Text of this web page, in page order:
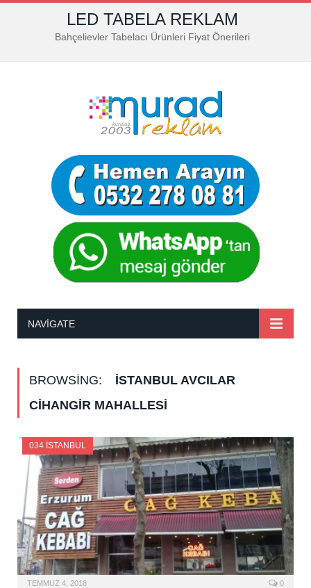
LED TABELA REKLAM
Bahçelievler Tabelacı Ürünleri Fiyat Önerileri
NAVIGATE
BROWSING:
İSTANBUL AVCILAR
CIHANGIR MAHALLESI
034 İSTANBUL
TEMMUZ 4, 2018 0